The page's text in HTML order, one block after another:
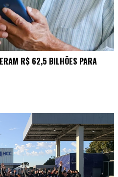
R$ 62,5 BILHÕES PARA